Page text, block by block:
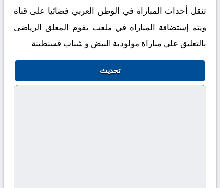
تنقل أحداث المباراة في الوطن العربي فضائيا على قناة
ويتم إستضافة المباراه في ملعب يقوم المعلق الرياضى
بالتعليق على مباراة مولودية البيض و شباب قسنطينة
تحديث